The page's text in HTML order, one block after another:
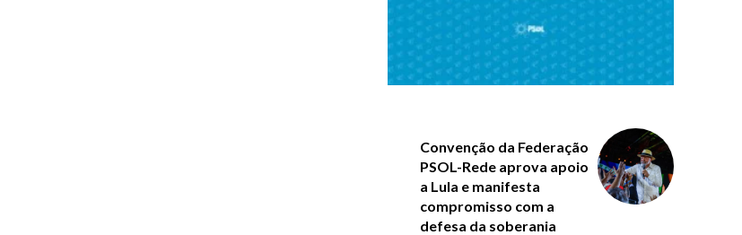
Convenção da Federação
PSOL-Rede aprova apoio
a Lula e manifesta
compromisso com a
defesa da soberania